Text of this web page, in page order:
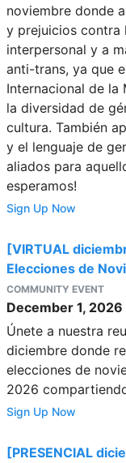
noviembre donde
y prejuicios contra
interpersonal y a
anti-trans, ya que
Internacional de la
la diversidad de
cultura. También
y el lenguaje de
aliados para
esperamos!
Sign Up Now
[VIRTUAL
Elecciones de
COMMUNITY EVENT
December 1, 2026
Únete a nuestra
diciembre donde
elecciones de
2026
Sign Up Now
[PRESENCIAL